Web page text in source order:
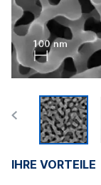
IHRE VORTEILE